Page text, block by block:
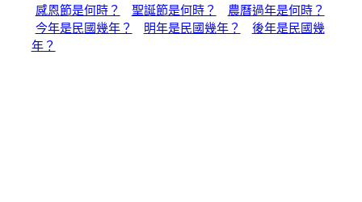
感恩節是何時？ 聖誕節是何時？
農曆過年是何時？
今年是民國幾年？
明年是民國幾年？
後年是民國幾
年？